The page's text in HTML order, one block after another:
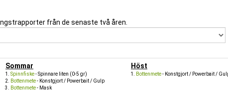
från de senaste två åren.
Sommar
Spinnfiske- Spinnare liten (0-5 gr)
Bottenmete- Konstgjort / Powerbait / Gulp
Bottenmete- Mask
Höst
Bottenmete- Konstgjort / Powerbait /